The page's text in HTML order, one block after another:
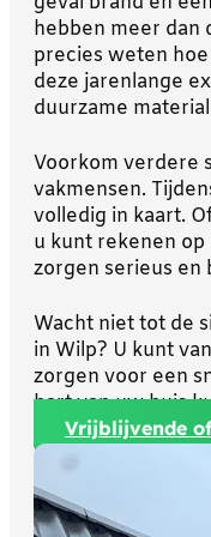
hebben meer dan
precies weten
deze jarenlange
duurzame
Voorkom verdere
vakmensen.
volledig in kaart.
u kunt rekenen
zorgen serieus en
Wacht niet tot de
in Wilp? U kunt
zorgen voor een
hart van uw huis
Vrijblijvende